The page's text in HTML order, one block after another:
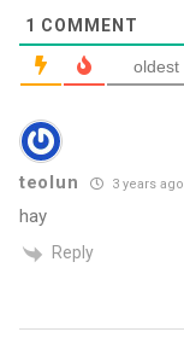
1 COMMENT
oldest
teolun 3 years ago
hay
Reply